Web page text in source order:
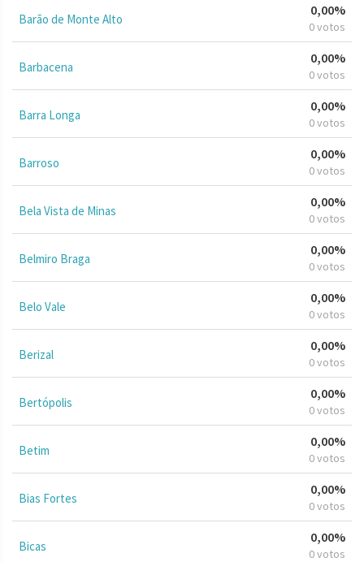
Barão de Monte Alto
0,00%
0 votos
Barbacena
0,00%
0 votos
Barra Longa
0,00%
0 votos
Barroso
0,00%
0 votos
Bela Vista de Minas
0,00%
0 votos
Belmiro Braga
0,00%
0 votos
Belo Vale
0,00%
0 votos
Berizal
0,00%
0 votos
Bertópolis
0,00%
0 votos
Betim
0,00%
0 votos
Bias Fortes
0,00%
0 votos
Bicas
0,00%
0 votos